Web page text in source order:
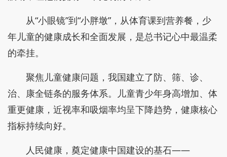
从“小眼镜”到“小胖墩”，从体育课到营养餐，少
年儿童的健康成长和全面发展，是总书记心中最温柔
的牵挂。
聚焦儿童健康问题，我国建立了防、筛、诊、
治、康全链条的服务体系。儿童青少年身高增加、体
重更健康，近视率和吸烟率均呈下降趋势，健康核心
指标持续向好。
人民健康，奠定健康中国建设的基石——